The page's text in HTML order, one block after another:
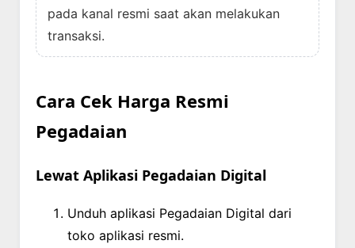
pada kanal resmi saat akan melakukan
transaksi.
Cara Cek Harga Resmi
Pegadaian
Lewat Aplikasi Pegadaian Digital
Unduh aplikasi Pegadaian Digital dari
toko aplikasi resmi.